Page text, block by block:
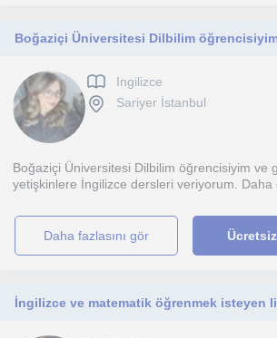
Ingilizce
Sariyer İstanbul
Boğaziçi Üniversitesi Dilbilim öğrencisiyim ve
yetişkinlere İngilizce dersleri veriyorum. Daha
daha fazlasını gör